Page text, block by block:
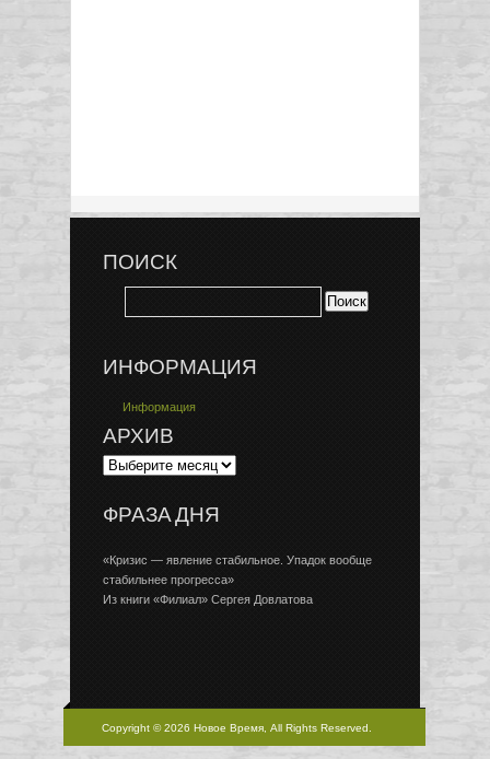
ПОИСК
ИНФОРМАЦИЯ
Информация
АРХИВ
ФРАЗА ДНЯ
«Кризис — явление стабильное. Упадок вообще
стабильнее прогресса»
Из книги «Филиал» Сергея Довлатова
Copyright © 2026 Новое Время, All Rights Reserved.